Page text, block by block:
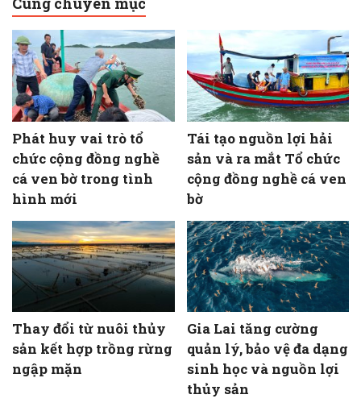
Phát huy vai trò tổ
chức cộng đồng nghề
cá ven bờ trong tình
hình mới
Tái tạo nguồn lợi hải
sản và ra mắt Tổ chức
cộng đồng nghề cá ven
bờ
Thay đổi từ nuôi thủy
sản kết hợp trồng rừng
ngập mặn
Gia Lai tăng cường
quản lý, bảo vệ đa dạng
sinh học và nguồn lợi
thủy sản